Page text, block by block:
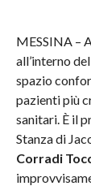
MESSINA –
all’interno
spazio
pazienti più
sanitari. È il
Stanza di
Corradi